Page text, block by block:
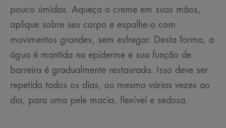
pouco úmidas. Aqueça o creme em suas mãos,
aplique sobre seu corpo e espalhe-o com
movimentos grandes, sem esfregar. Desta forma, a
água é mantida na epiderme e sua função de
barreira é gradualmente restaurada. Isso deve ser
repetido todos os dias, ou mesmo várias vezes ao
dia, para uma pele macia, flexível e sedosa.